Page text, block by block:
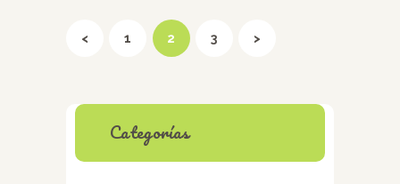
Navegación
de
< PAGE
1 PAGE
2 PAGE
3 >
Categorías